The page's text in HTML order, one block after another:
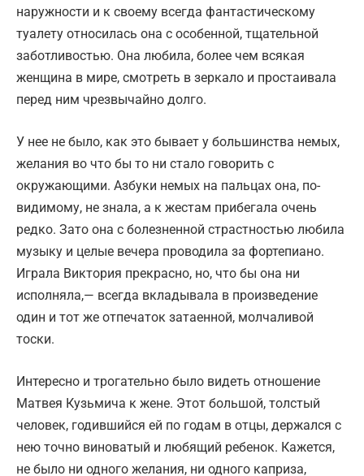
наружности и к своему всегда фантастическому
туалету относилась она с особенной, тщательной
заботливостью. Она любила, более чем всякая
женщина в мире, смотреть в зеркало и простаивала
перед ним чрезвычайно долго.
У нее не было, как это бывает у большинства немых,
желания во что бы то ни стало говорить с
окружающими. Азбуки немых на пальцах она, по-
видимому, не знала, а к жестам прибегала очень
редко. Зато она с болезненной страстностью любила
музыку и целые вечера проводила за фортепиано.
Играла Виктория прекрасно, но, что бы она ни
исполняла,— всегда вкладывала в произведение
один и тот же отпечаток затаенной, молчаливой
тоски.
Интересно и трогательно было видеть отношение
Матвея Кузьмича к жене. Этот большой, толстый
человек, годившийся ей по годам в отцы, держался с
нею точно виноватый и любящий ребенок. Кажется,
не было ни одного желания, ни одного каприза,